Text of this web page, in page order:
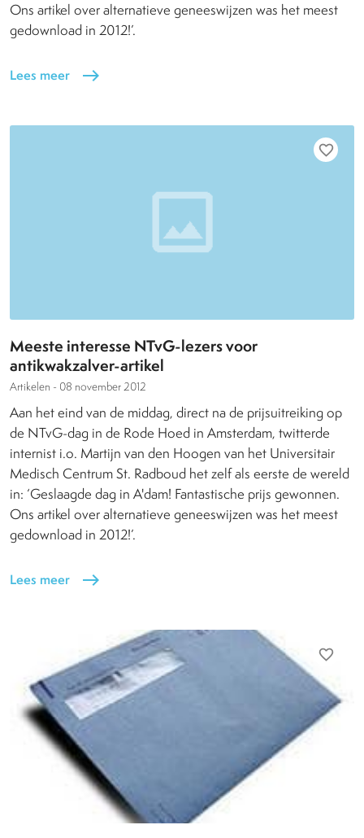
Ons artikel over alternatieve geneeswijzen was het meest
gedownload in 2012!’.
Lees meer east
favorite_border
Meeste interesse NTvG-lezers voor
antikwakzalver-artikel
Artikelen - 08 november 2012
Aan het eind van de middag, direct na de prijsuitreiking op
de NTvG-dag in de Rode Hoed in Amsterdam, twitterde
internist i.o. Martijn van den Hoogen van het Universitair
Medisch Centrum St. Radboud het zelf als eerste de wereld
in: ‘Geslaagde dag in A'dam! Fantastische prijs gewonnen.
Ons artikel over alternatieve geneeswijzen was het meest
gedownload in 2012!’.
Lees meer east
favorite_border